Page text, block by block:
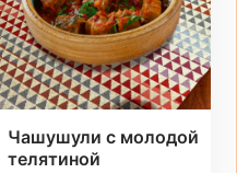
Чашушули с молодой
телятиной